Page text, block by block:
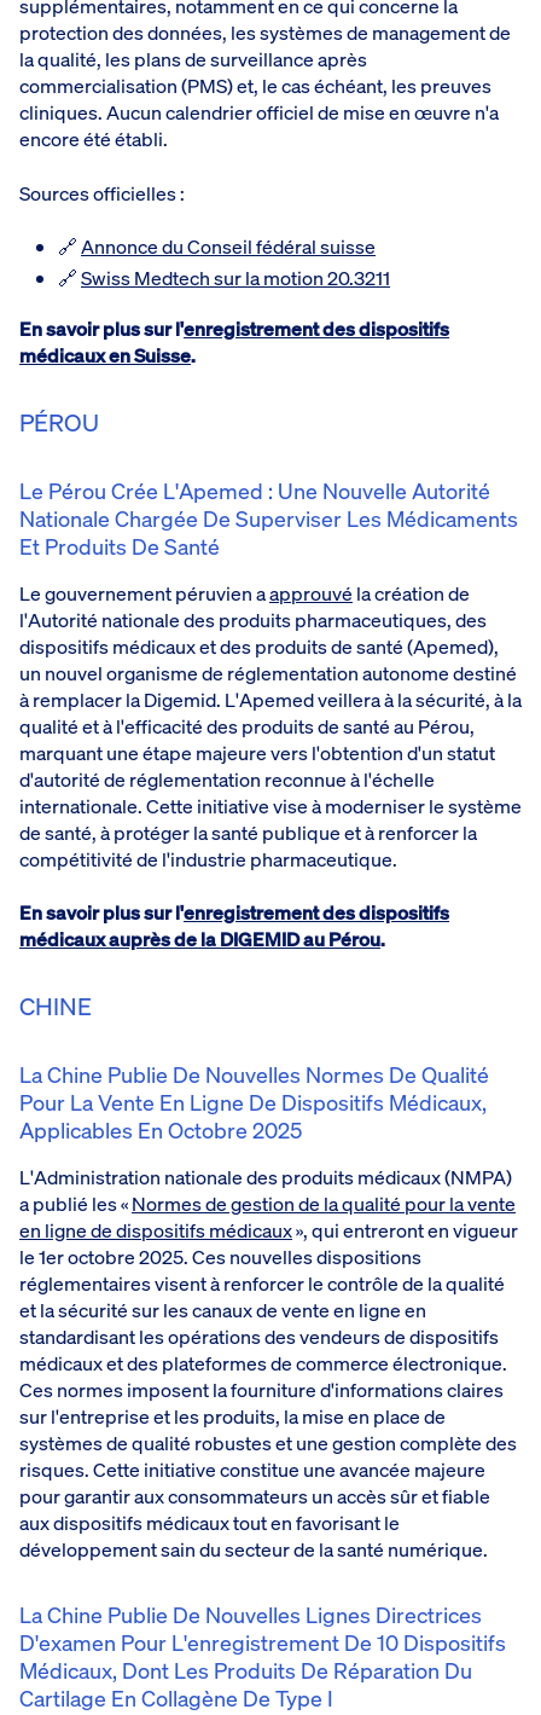
supplémentaires, notamment en ce qui concerne la
protection des données, les systèmes de management de
la qualité, les plans de surveillance après
commercialisation (PMS) et, le cas échéant, les preuves
cliniques. Aucun calendrier officiel de mise en œuvre n'a
encore été établi.
Sources officielles :
🔗Annonce du Conseil fédéral suisse
🔗Swiss Medtech sur la motion 20.3211
En savoir plus sur l'enregistrement des dispositifs
médicaux en Suisse.
PÉROU
Le Pérou Crée L'Apemed : Une Nouvelle Autorité
Nationale Chargée De Superviser Les Médicaments
Et Produits De Santé
Le gouvernement péruvien aapprouvé la création de
l'Autorité nationale des produits pharmaceutiques, des
dispositifs médicaux et des produits de santé (Apemed),
un nouvel organisme de réglementation autonome destiné
à remplacer la Digemid. L'Apemed veillera à la sécurité, à la
qualité et à l'efficacité des produits de santé au Pérou,
marquant une étape majeure vers l'obtention d'un statut
d'autorité de réglementation reconnue à l'échelle
internationale. Cette initiative vise à moderniser le système
de santé, à protéger la santé publique et à renforcer la
compétitivité de l'industrie pharmaceutique.
En savoir plus sur l'enregistrement des dispositifs
médicaux auprès de la DIGEMID au Pérou.
CHINE
La Chine Publie De Nouvelles Normes De Qualité
Pour La Vente En Ligne De Dispositifs Médicaux,
Applicables En Octobre 2025
L'Administration nationale des produits médicaux (NMPA)
a publié les «Normes de gestion de la qualité pour la vente
en ligne de dispositifs médicaux», qui entreront en vigueur
le 1er octobre 2025. Ces nouvelles dispositions
réglementaires visent à renforcer le contrôle de la qualité
et la sécurité sur les canaux de vente en ligne en
standardisant les opérations des vendeurs de dispositifs
médicaux et des plateformes de commerce électronique.
Ces normes imposent la fourniture d'informations claires
sur l'entreprise et les produits, la mise en place de
systèmes de qualité robustes et une gestion complète des
risques. Cette initiative constitue une avancée majeure
pour garantir aux consommateurs un accès sûr et fiable
aux dispositifs médicaux tout en favorisant le
développement sain du secteur de la santé numérique.
La Chine Publie De Nouvelles Lignes Directrices
D'examen Pour L'enregistrement De 10 Dispositifs
Médicaux, Dont Les Produits De Réparation Du
Cartilage En Collagène De Type I